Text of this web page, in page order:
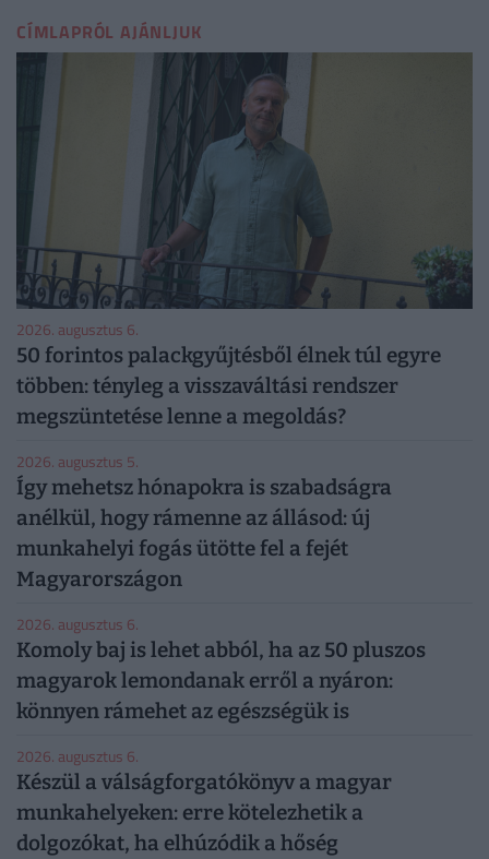
CÍMLAPRÓL AJÁNLJUK
2026. augusztus 6.
50 forintos palackgyűjtésből élnek túl egyre
többen: tényleg a visszaváltási rendszer
megszüntetése lenne a megoldás?
2026. augusztus 5.
Így mehetsz hónapokra is szabadságra
anélkül, hogy rámenne az állásod: új
munkahelyi fogás ütötte fel a fejét
Magyarországon
2026. augusztus 6.
Komoly baj is lehet abból, ha az 50 pluszos
magyarok lemondanak erről a nyáron:
könnyen rámehet az egészségük is
2026. augusztus 6.
Készül a válságforgatókönyv a magyar
munkahelyeken: erre kötelezhetik a
dolgozókat, ha elhúzódik a hőség